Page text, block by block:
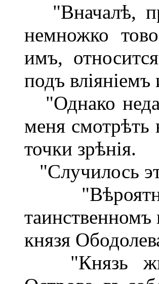
"Вначалѣ,
немножко
имъ,
подъ
"Однако
меня смотрѣть
точки зрѣнія.
"Случилось
таинственномъ
князя
"Князь